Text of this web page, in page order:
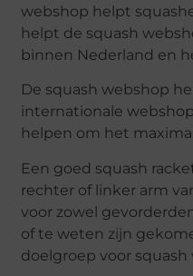
webshop helpt
helpt de squash
binnen Nederland en
De squash webshop
internationale
helpen om het
Een goed squash
rechter of linker arm
voor zowel
of te weten zijn
doelgroep voor squash